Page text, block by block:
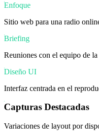
Enfoque
Sitio web para una radio
Briefing
Reuniones con el equipo de
Diseño UI
Interfaz centrada en el
Capturas Destacadas
Variaciones de layout por